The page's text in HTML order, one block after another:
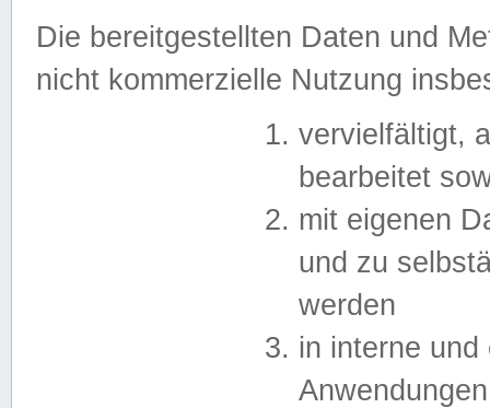
Die bereitgestellten Daten und
nicht kommerzielle Nutzung
vervielfältigt,
bearbeitet
mit eigenen
und zu
werden
in interne